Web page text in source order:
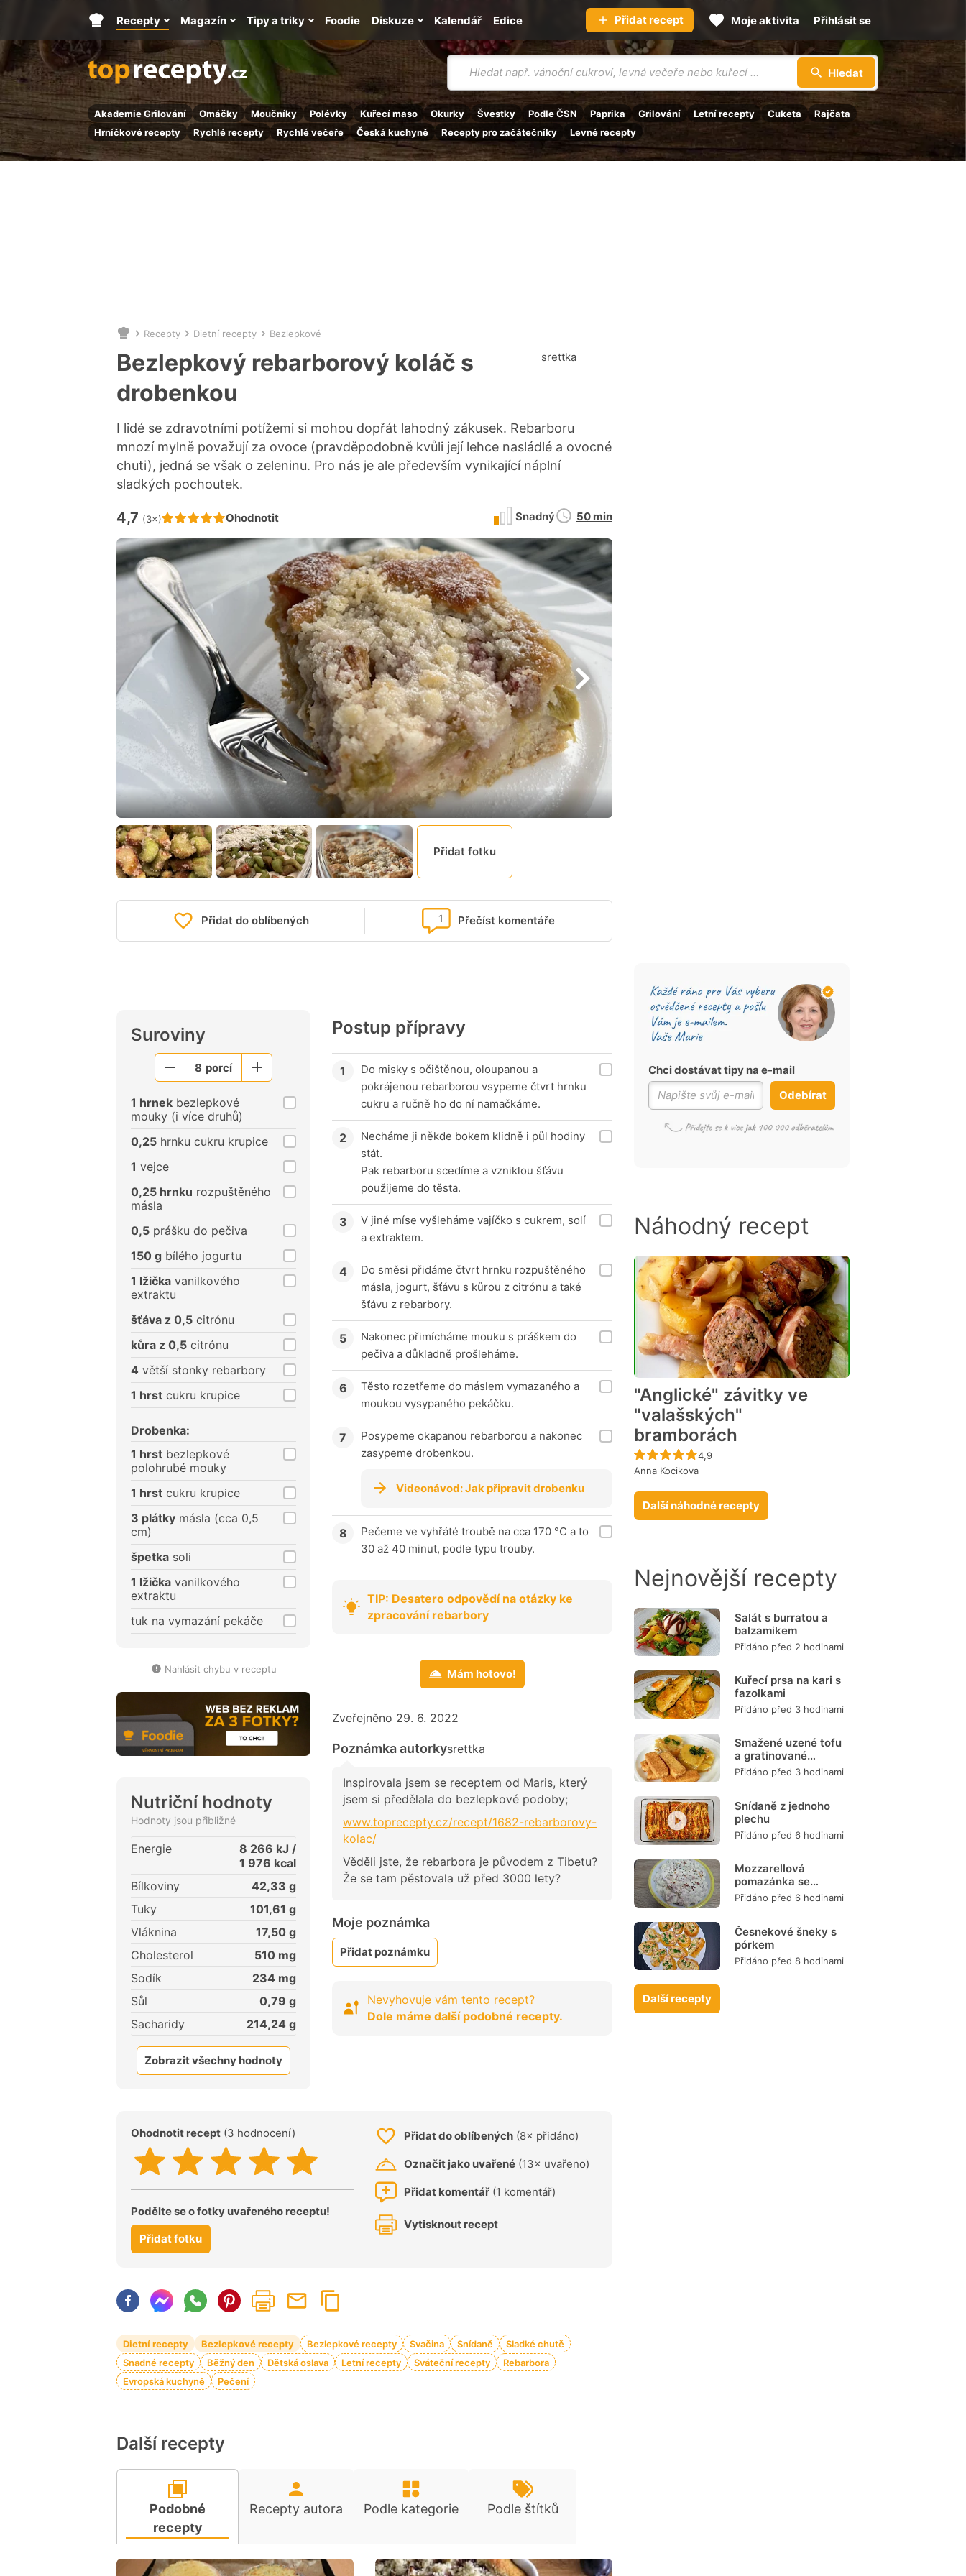
Vyhledávání
Hledat
Akademie Grilování Omáčky Moučníky Polévky Kuřecí maso Okurky Švestky Podle ČSN Paprika Grilování Letní recepty Cuketa
Rajčata
Hrníčkové recepty
Rychlé recepty Rychlé večeře Česká kuchyně Recepty pro začátečníky Levné recepty
Hlavní
stránka
Recepty Magazín Tipy a triky Kalendář
Foodie Diskuze Edice Přidat recept Moje aktivita Přihlásit se
Nacházíte
se
zde:
Recepty Dietní recepty Bezlepkové
Bezlepkový rebarborový koláč s
drobenkou
I lidé se zdravotními potížemi si mohou dopřát lahodný zákusek. Rebarboru
mnozí mylně považují za ovoce (pravděpodobně kvůli její lehce nasládlé a ovocné
chuti), jedná se však o zeleninu. Pro nás je ale především vynikající náplní
sladkých pochoutek.
Hodnocení receptu je
4,7 (3×) Ohodnotit
srettka
Snadný
Doba
50 min
Přidat fotku
Přidat do oblíbených Přečíst komentáře
1
Suroviny
Menší
8 porcí
Větší
1 hrnek bezlepkové
mouky (i více druhů)
0,25 hrnku cukru krupice
1 vejce
0,25 hrnku rozpuštěného
másla
0,5 prášku do pečiva
150 g bílého jogurtu
1 lžička vanilkového
extraktu
šťáva z 0,5 citrónu
kůra z 0,5 citrónu
4 větší stonky rebarbory
1 hrst cukru krupice
Drobenka:
1 hrst bezlepkové
polohrubé mouky
1 hrst cukru krupice
3 plátky másla (cca 0,5
cm)
špetka soli
1 lžička vanilkového
extraktu
tuk na vymazání pekáče
Nahlásit chybu v receptu
Nutriční hodnoty
Hodnoty jsou přibližné
Energie 8 266 kJ /
1 976 kcal
Bílkoviny
42,33 g
Tuky
101,61 g
Vláknina
17,50 g
Cholesterol
510 mg
Sodík
234 mg
Sůl
0,79 g
Sacharidy
214,24 g
Zobrazit všechny hodnoty
Postup přípravy
Do misky s očištěnou, oloupanou a
pokrájenou rebarborou vsypeme čtvrt hrnku
cukru a ručně ho do ní namačkáme.
Necháme ji někde bokem klidně i půl hodiny
stát.
Pak rebarboru scedíme a vzniklou šťávu
použijeme do těsta.
V jiné míse vyšleháme vajíčko s cukrem, solí
a extraktem.
Do směsi přidáme čtvrt hrnku rozpuštěného
másla, jogurt, šťávu s kůrou z citrónu a také
šťávu z rebarbory.
Nakonec přimícháme mouku s práškem do
pečiva a důkladně prošleháme.
Těsto rozetřeme do máslem vymazaného a
moukou vysypaného pekáčku.
Posypeme okapanou rebarborou a nakonec
zasypeme drobenkou.
Videonávod: Jak připravit drobenku
Pečeme ve vyhřáté troubě na cca 170 °C a to
30 až 40 minut, podle typu trouby.
TIP: Desatero odpovědí na otázky ke
zpracování rebarbory
Mám hotovo!
Zveřejněno 29. 6. 2022
Poznámka autorkysrettka
Inspirovala jsem se receptem od Maris, který
jsem si předělala do bezlepkové podoby;
www.toprecepty.cz/recept/1682-rebarborovy-
kolac/
Věděli jste, že rebarbora je původem z Tibetu?
Že se tam pěstovala už před 3000 lety?
Moje poznámka
Přidat poznámku
Nevyhovuje vám tento recept?
Dole máme další podobné recepty.
Ohodnotit recept (3 hodnocení)
Podělte se o fotky uvařeného receptu!
Přidat fotku
Přidat do oblíbených (8× přidáno)
Označit jako uvařené (13× uvařeno)
Přidat komentář (1 komentář)
Vytisknout recept
Dietní recepty Bezlepkové recepty Bezlepkové recepty Svačina Snídaně
Sladké chutě
Snadné recepty
Běžný den Dětská oslava Letní recepty Sváteční recepty
Rebarbora
Evropská kuchyně
Pečení
Další recepty
Podobné
recepty
Recepty autora Podle kategorie Podle štítků
Chci dostávat tipy na e-mail
Odebírat
Náhodný recept
"Anglické" závitky ve
"valašských"
bramborách
Recept ještě nebyl hodnocen
4,9
Anna Kocikova
Další náhodné recepty
Nejnovější recepty
Salát s burratou a
balzamikem
Přidáno před 2 hodinami
Kuřecí prsa na kari s
fazolkami
Přidáno před 3 hodinami
Smažené uzené tofu
a gratinované
brambory
Přidáno před 3 hodinami
Snídaně z jednoho
plechu
Přidáno před 6 hodinami
Mozzarellová
pomazánka se
šunkou
Přidáno před 6 hodinami
Česnekové šneky s
pórkem
Přidáno před 8 hodinami
Další recepty